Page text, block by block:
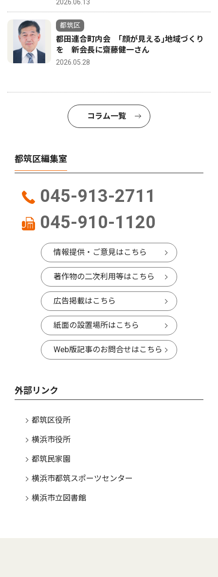
2026.06.13
都筑区
都田連合町内会 ｢顔が見える｣地域づくり
を 新会長に齋藤健一さん
2026.05.28
コラム一覧
都筑区編集室
045-913-2711
045-910-1120
情報提供・ご意見はこちら
著作物の二次利用等はこちら
広告掲載はこちら
紙面の設置場所はこちら
Web版記事のお問合せはこちら
外部リンク
都筑区役所
横浜市役所
都筑民家園
横浜市都筑スポーツセンター
横浜市立図書館